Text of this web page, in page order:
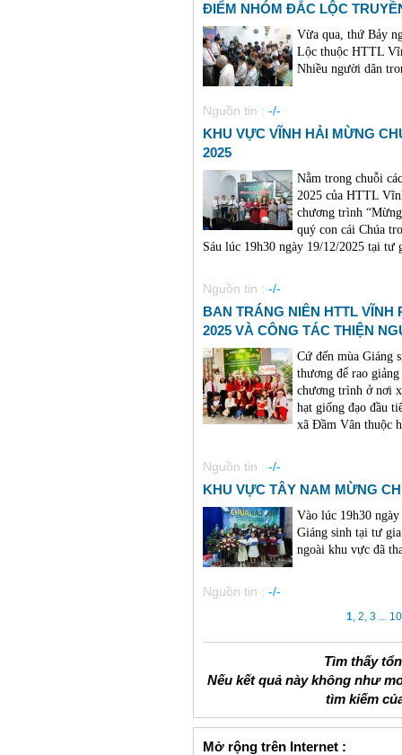
ĐIỂM NHÓM ĐẮC LỘC
Vừa qua, thứ Bảy
Lộc thuộc HTTL
Nhiều người dân
Nguồn tin : -/-
KHU VỰC VĨNH HẢI MỪNG
2025
Nằm trong chuỗi
2025 của HTTL
chương trình
quý con cái Chúa
Sáu lúc 19h30 ngày 19/12/2025 tại tư
Nguồn tin : -/-
BAN TRÁNG NIÊN HTTL VĨNH
2025 VÀ CÔNG TÁC THIỆN
Cứ đến mùa Giáng
thương để rao
chương trình ở nơi
hạt giống đạo đầu
xã Đầm Vân thuộc
Nguồn tin : -/-
KHU VỰC TÂY NAM MỪNG
Vào lúc 19h30
Giáng sinh tại tư
ngoài khu vực đã
Nguồn tin : -/-
1, 2, 3 ... 10
Tìm thấy
Nếu kết quả này không như
tìm kiếm
Mở rộng trên Internet :